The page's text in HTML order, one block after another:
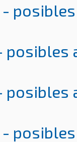
-
posibles
posibles
-